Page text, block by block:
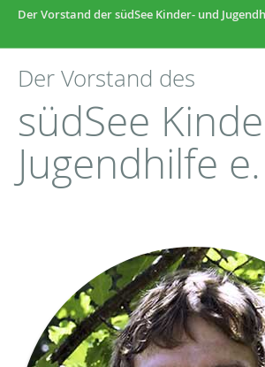
Der Vorstand der südSee Kinder- und
Der Vorstand des
südSee
Jugendhilfe